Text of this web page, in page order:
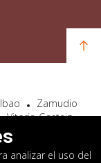
Zamudio
Vitoria-Gasteiz
analizar el uso del